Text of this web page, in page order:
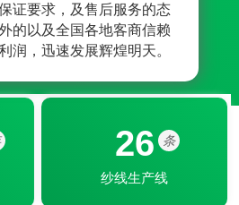
证要求，及售后服务的态
的以及全国各地客商信赖
润，迅速发展辉煌明天。
26 条
纱线生产线